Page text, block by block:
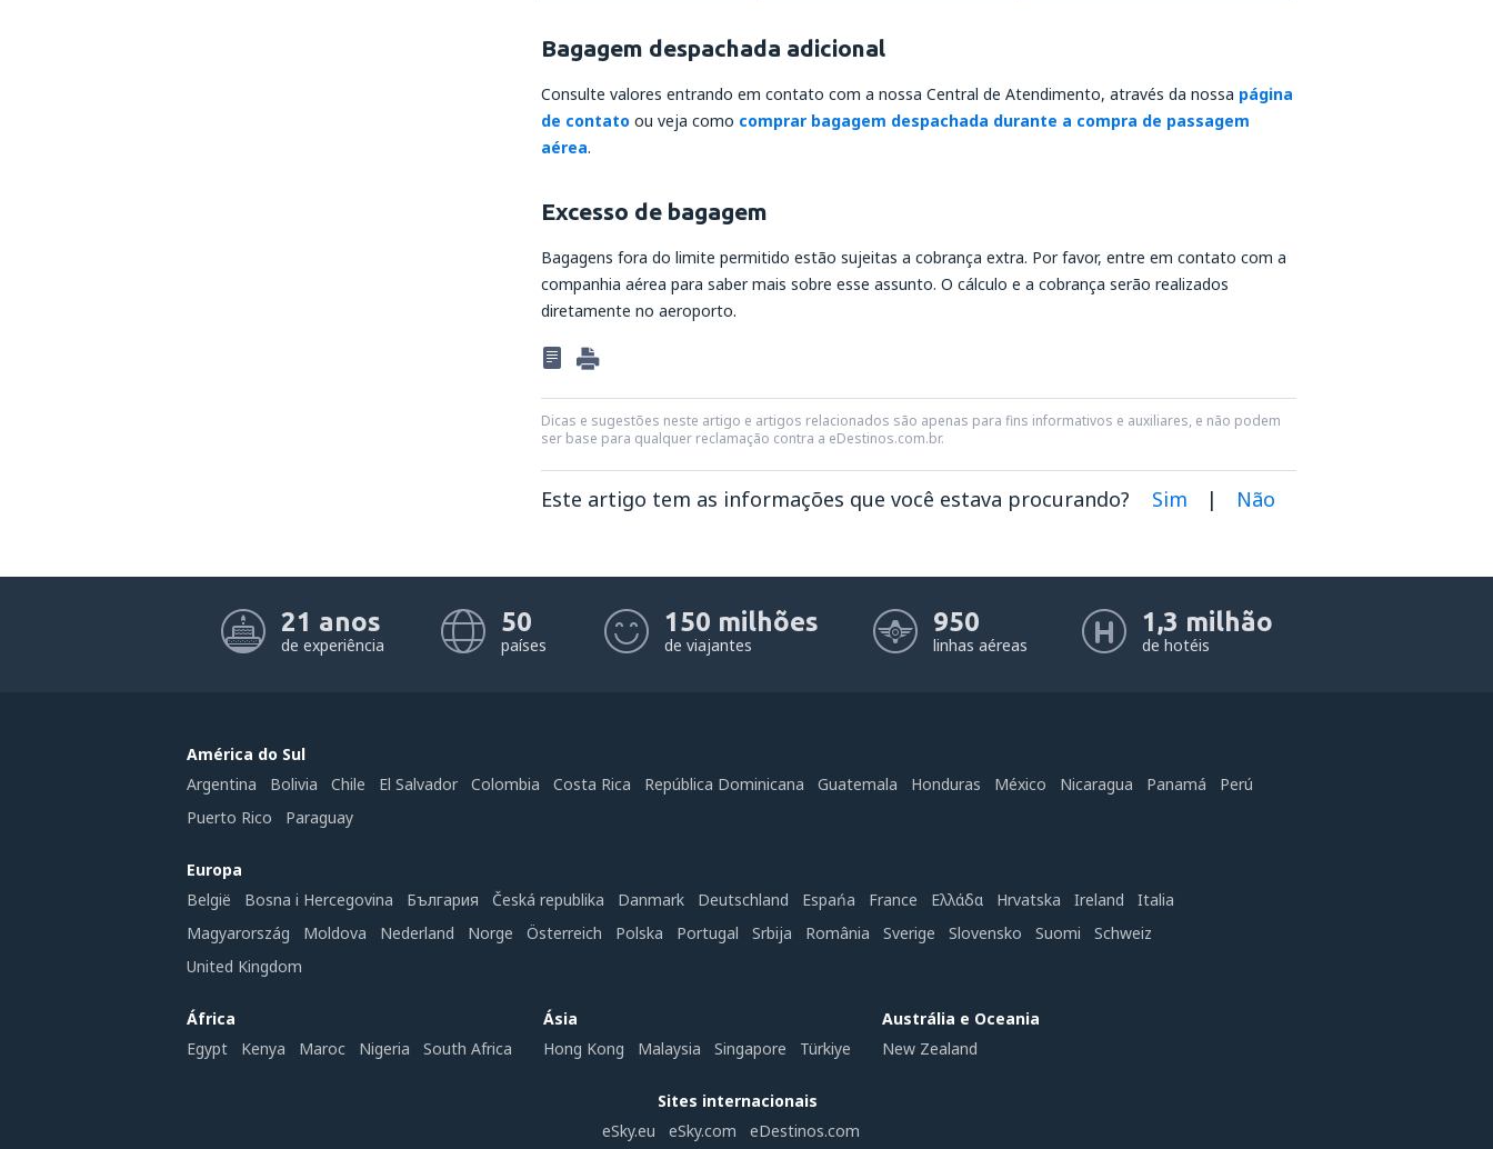
Bagagem despachada adicional
Consulte valores entrando em contato com a nossa Central de Atendimento, através da nossa página
de contato ou veja como comprar bagagem despachada durante a compra de passagem
aérea.
Excesso de bagagem
Bagagens fora do limite permitido estão sujeitas a cobrança extra. Por favor, entre em contato com a
companhia aérea para saber mais sobre esse assunto. O cálculo e a cobrança serão realizados
diretamente no aeroporto.
Dicas e sugestões neste artigo e artigos relacionados são apenas para fins informativos e auxiliares, e não podem
ser base para qualquer reclamação contra a eDestinos.com.br.
Este artigo tem as informações que você estava procurando? Sim | Não
Contém informação incorreta
21 anos
de experiência
50
países
150 milhões
de viajantes
950
linhas aéreas
1,3 milhão
de hotéis
América do Sul
Argentina
Bolivia Chile El Salvador Colombia Costa Rica República Dominicana Guatemala Honduras México Nicaragua Panamá
Perú
Puerto Rico
Paraguay
Europa
België
Bosna i Hercegovina България Česká republika Danmark Deutschland Espańa France Ελλάδα Hrvatska Ireland
Italia
Magyarország
Moldova Nederland Norge Österreich Polska Portugal Srbija România Sverige Slovensko Suomi
Schweiz
United Kingdom
África
Egypt
Kenya Maroc Nigeria South Africa
Ásia
Hong Kong
Malaysia Singapore Türkiye
Austrália e Oceania
New Zealand
Sites internacionais
eSky.eu
eSky.com eDestinos.com